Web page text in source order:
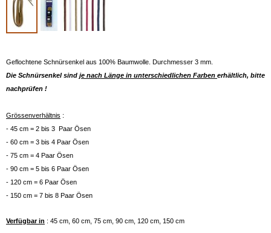
Geflochtene Schnürsenkel aus 100% Baumwolle. Durchmesser 3 mm.
Die Schnürsenkel sind je nach Länge in unterschiedlichen Farben erhältlich, bitte
nachprüfen !
Grössenverhältnis :
- 45 cm = 2 bis 3 Paar Ösen
- 60 cm = 3 bis 4 Paar Ösen
- 75 cm = 4 Paar Ösen
- 90 cm = 5 bis 6 Paar Ösen
- 120 cm = 6 Paar Ösen
- 150 cm = 7 bis 8 Paar Ösen
Verfügbar in : 45 cm, 60 cm, 75 cm, 90 cm, 120 cm, 150 cm